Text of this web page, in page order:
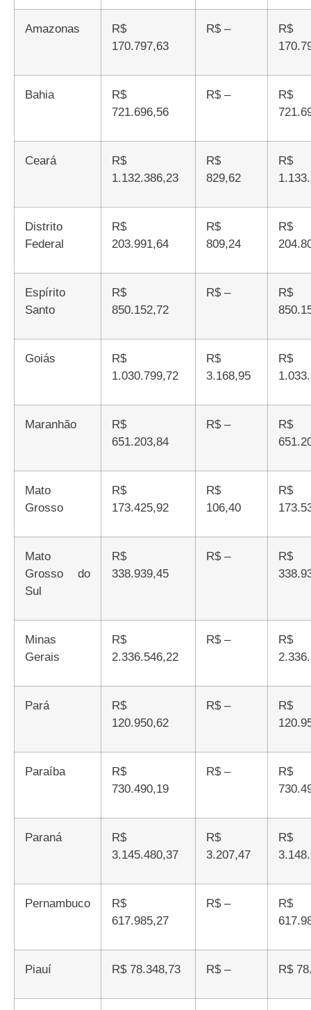
Amazonas
R$
170.797,63
R$ –
R$
Bahia
R$
721.696,56
R$ –
R$
Ceará
R$
1.132.386,23
R$
829,62
R$
Distrito
Federal
R$
203.991,64
R$
809,24
R$
Espírito
Santo
R$
850.152,72
R$ –
R$
Goiás
R$
1.030.799,72
R$
3.168,95
R$
Maranhão
R$
651.203,84
R$ –
R$
Mato
Grosso
R$
173.425,92
R$
106,40
R$
Mato
Grosso do
Sul
R$
338.939,45
R$ –
R$
Minas
Gerais
R$
2.336.546,22
R$ –
R$
Pará
R$
120.950,62
R$ –
R$
Paraíba
R$
730.490,19
R$ –
R$
Paraná
R$
3.145.480,37
R$
3.207,47
R$
Pernambuco
R$
617.985,27
R$ –
R$
Piauí R$ 78.348,73 R$ – R$